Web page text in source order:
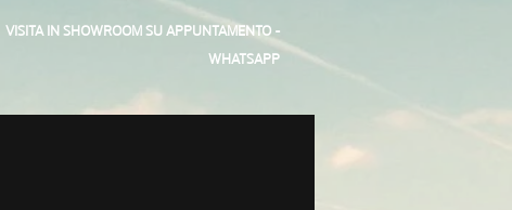
VISITA IN SHOWROOM SU APPUNTAMENTO -
WHATSAPP